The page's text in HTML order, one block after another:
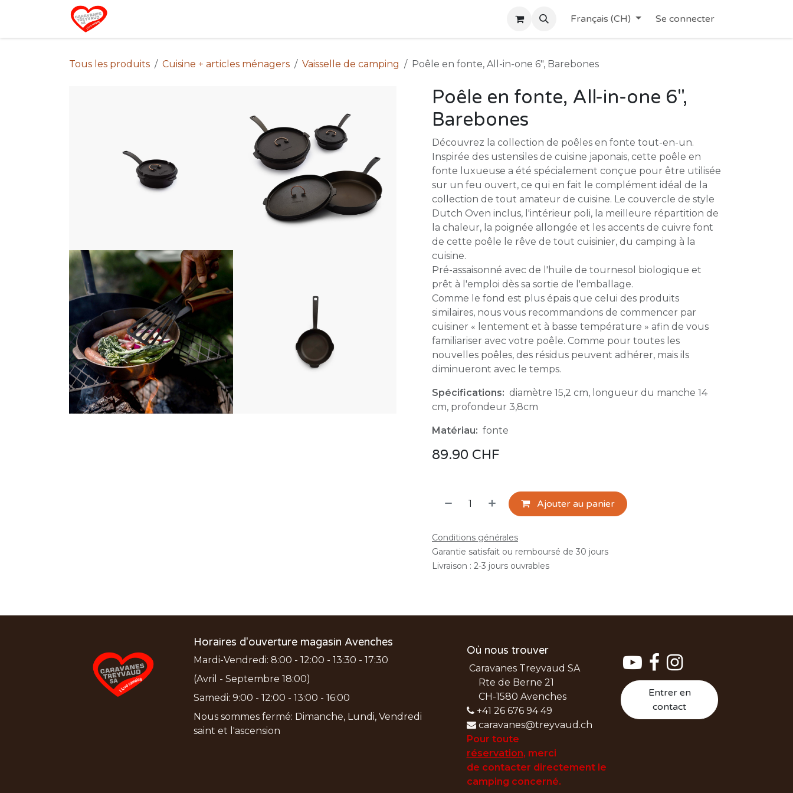
Se rendre au contenu
Français (CH) Se connecter
Tous les produits Cuisine + articles ménagers Vaisselle de camping Poêle en fonte, All-in-one 6", Barebones
Poêle en fonte, All-in-one 6",
Barebones
Découvrez la collection de poêles en fonte tout-en-un.
Inspirée des ustensiles de cuisine japonais, cette poêle en
fonte luxueuse a été spécialement conçue pour être utilisée
sur un feu ouvert, ce qui en fait le complément idéal de la
collection de tout amateur de cuisine. Le couvercle de style
Dutch Oven inclus, l'intérieur poli, la meilleure répartition de
la chaleur, la poignée allongée et les accents de cuivre font
de cette poêle le rêve de tout cuisinier, du camping à la
cuisine.
Pré-assaisonné avec de l'huile de tournesol biologique et
prêt à l'emploi dès sa sortie de l'emballage.
Comme le fond est plus épais que celui des produits
similaires, nous vous recommandons de commencer par
cuisiner « lentement et à basse température » afin de vous
familiariser avec votre poêle. Comme pour toutes les
nouvelles poêles, des résidus peuvent adhérer, mais ils
diminueront avec le temps.
Spécifications: diamètre 15,2 cm, longueur du manche 14
cm, profondeur 3,8cm
Matériau: fonte
89.90 CHF
Ajouter au panier
Conditions générales
Garantie satisfait ou remboursé de 30 jours
Livraison : 2-3 jours ouvrables
Entrer en
contact
Horaires d'ouverture magasin Avenches
Mardi-Vendredi: 8:00 - 12:00 - 13:30 - 17:30
(Avril - Septembre 18:00)
Samedi: 9:00 - 12:00 - 13:00 - 16:00
Nous sommes fermé: Dimanche, Lundi, Vendredi
saint et l'ascension
Où nous trouver
Caravanes Treyvaud SA
Rte de Berne 21
CH-1580 Avenches
+41 26 676 94 49
caravanes@treyvaud.ch
Pour toute
réservation, merci
de contacter directement le
camping concerné.